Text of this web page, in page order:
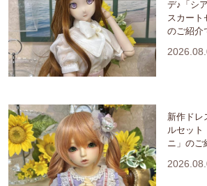
デ♪「シ
スカート
のご紹介
新作ドレ
ルセット
ニ」のご